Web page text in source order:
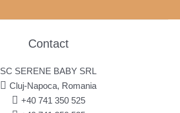
Contact
SC SERENE BABY SRL
Cluj-Napoca, Romania
+40 741 350 525